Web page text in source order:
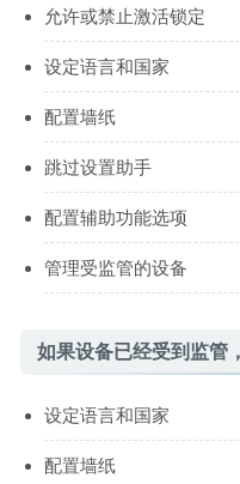
允许或禁止激活锁定
设定语言和国家
配置墙纸
跳过设置助手
配置辅助功能选项
管理受监管的设备
如果设备已经受到监管
设定语言和国家
配置墙纸